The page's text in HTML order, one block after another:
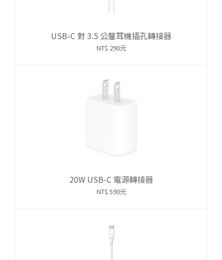
USB-C 對 3.5 公釐耳機插孔轉接器
NT$ 290元
20W USB-C 電源轉接器
NT$ 590元